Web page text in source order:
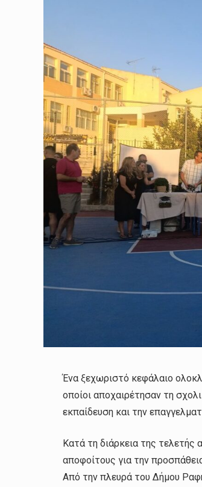
Ένα ξεχωριστό κεφάλαιο
οποίοι αποχαιρέτησαν τη
εκπαίδευση και την
Κατά τη διάρκεια της τελετής
αποφοίτους για την
Από την πλευρά του Δήμου